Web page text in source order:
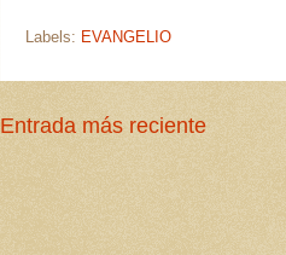
Labels: EVANGELIO
Entrada más reciente